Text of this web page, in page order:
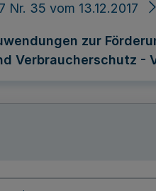
Nr. 35 vom 13.12.2017
zur
Verbraucherschutz -